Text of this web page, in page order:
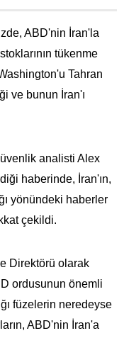
ABD'nin İran'la
tükenme
Tahran
ve bunun İran'ı
analisti Alex
haberinde, İran'ın,
yönündeki haberler
çekildi.
Direktörü olarak
ordusunun önemli
füzelerin neredeyse
ABD'nin İran'a